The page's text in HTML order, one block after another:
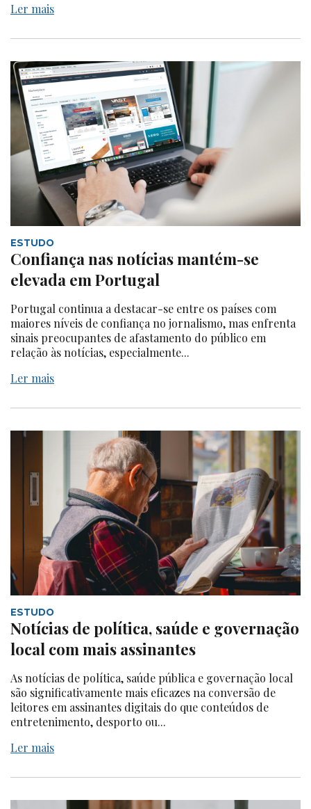
Ler mais
ESTUDO
Confiança nas notícias mantém-se
elevada em Portugal
Portugal continua a destacar-se entre os países com
maiores níveis de confiança no jornalismo, mas enfrenta
sinais preocupantes de afastamento do público em
relação às notícias, especialmente...
Ler mais
ESTUDO
Notícias de política, saúde e governação
local com mais assinantes
As notícias de política, saúde pública e governação local
são significativamente mais eficazes na conversão de
leitores em assinantes digitais do que conteúdos de
entretenimento, desporto ou...
Ler mais